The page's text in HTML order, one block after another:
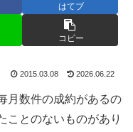
はてブ
コピー
2015.03.08 2026.06.22
月数件の成約があるの
ことのないものがあり